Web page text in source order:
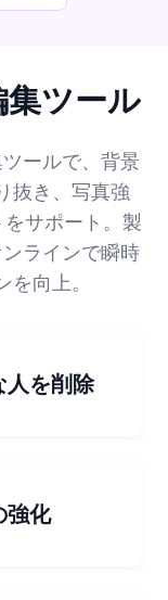
ツール
ールで、背景
抜き、写真強
サポート。製
ラインで瞬時
向上。
人を削除
強化